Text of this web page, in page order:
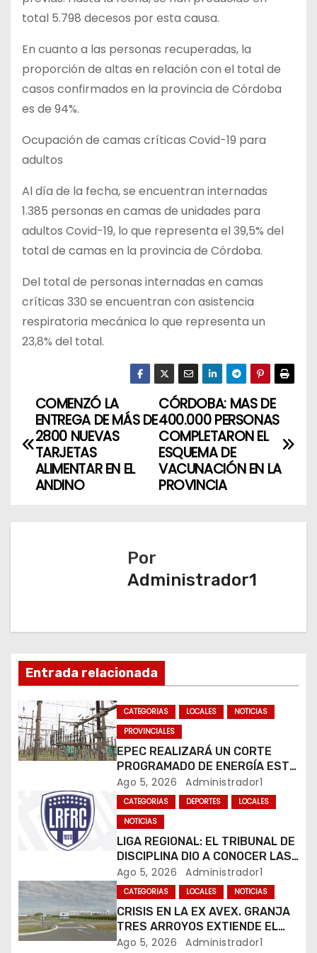
total 5.798 decesos por esta causa.
En cuanto a las personas recuperadas, la
proporción de altas en relación con el total de
casos confirmados en la provincia de Córdoba
es de 94%.
Ocupación de camas críticas Covid-19 para
adultos
Al día de la fecha, se encuentran internadas
1.385 personas en camas de unidades para
adultos Covid-19, lo que representa el 39,5% del
total de camas en la provincia de Córdoba.
Del total de personas internadas en camas
críticas 330 se encuentran con asistencia
respiratoria mecánica lo que representa un
23,8% del total.
N
a
g
n
d
e
e
a
d
a
CÓRDOBA: MAS DE
400.000 PERSONAS
COMPLETARON EL
ESQUEMA DE
VACUNACIÓN EN LA
PROVINCIA
COMENZÓ LA
ENTREGA DE MÁS DE
2800 NUEVAS
TARJETAS
ALIMENTAR EN EL
ANDINO
Por
Administrador1
Entrada relacionada
CATEGORIAS LOCALES
NOTICIAS
PROVINCIALES
EPEC REALIZARÁ UN CORTE
PROGRAMADO DE ENERGÍA ESTE
JUEVES EN RÍO CUARTO
Ago 5, 2026 Administrador1
CATEGORIAS DEPORTES
LOCALES
NOTICIAS
LIGA REGIONAL: EL TRIBUNAL DE
DISCIPLINA DIO A CONOCER LAS
SANCIONES DEL BOLETÍN
OFICIAL N.º 24
Ago 5, 2026 Administrador1
CATEGORIAS LOCALES NOTICIAS
CRISIS EN LA EX AVEX. GRANJA
TRES ARROYOS EXTIENDE EL
CIERRE DE LA PLANTA DE AVEX
Ago 5, 2026 Administrador1